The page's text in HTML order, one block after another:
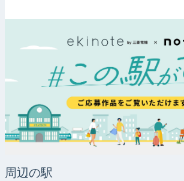
周辺の駅